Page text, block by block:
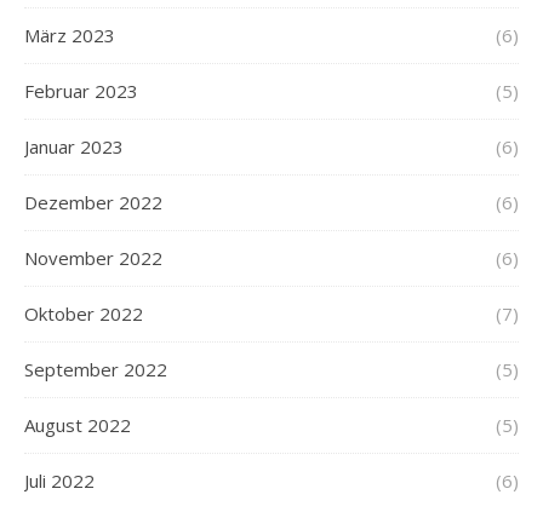
März 2023 (6)
Februar 2023 (5)
Januar 2023 (6)
Dezember 2022 (6)
November 2022 (6)
Oktober 2022 (7)
September 2022 (5)
August 2022 (5)
Juli 2022 (6)